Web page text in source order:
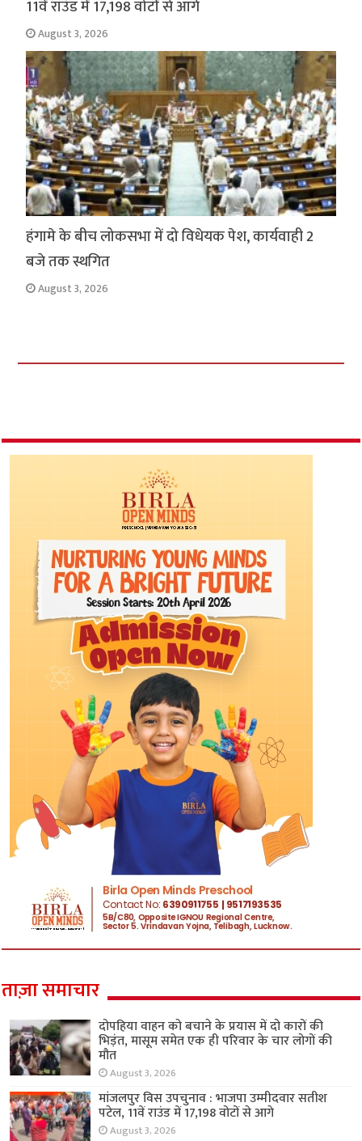
11वें राउंड में 17,198 वोटों से आगे
August 3, 2026
हंगामे के बीच लोकसभा में दो विधेयक पेश, कार्यवाही 2
बजे तक स्थगित
August 3, 2026
ताज़ा समाचार
दोपहिया वाहन को बचाने के प्रयास में दो कारों की
भिड़ंत, मासूम समेत एक ही परिवार के चार लोगों की
मौत
August 3, 2026
मांजलपुर विस उपचुनाव : भाजपा उम्मीदवार सतीश
पटेल, 11वें राउंड में 17,198 वोटों से आगे
August 3, 2026